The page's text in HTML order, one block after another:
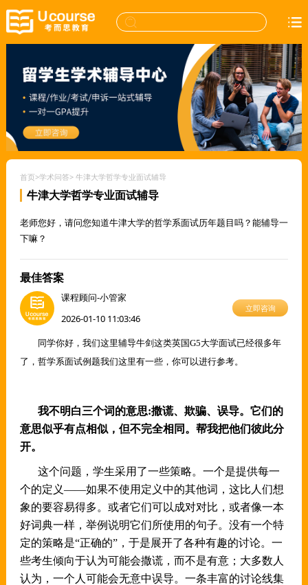
首页>学术问答> 牛津大学哲学专业面试辅导
牛津大学哲学专业面试辅导
老师您好，请问您知道牛津大学的哲学系面试历年题目吗？能辅导一
下嘛？
最佳答案
课程顾问-小管家
2026-01-10 11:03:46
立即咨询
同学你好，我们这里辅导牛剑这类英国G5大学面试已经很多年
了，哲学系面试例题我们这里有一些，你可以进行参考。
我不明白三个词的意思:撒谎、欺骗、误导。它们的
意思似乎有点相似，但不完全相同。帮我把他们彼此分
开。
这个问题， 学生采用了一些策略。一个是提供每一
个的定义——如果不使用定义中的其他词，这比人们想
象的要容易得多。或者它们可以成对对比，或者像一本
好词典一样，举例说明它们所使用的句子。没有一个特
定的策略是“正确的”，于是展开了各种有趣的讨论。一
些考生倾向于认为可能会撒谎，而不是有意；大多数人
认为，一个人可能会无意中误导。一条丰富的讨论线集